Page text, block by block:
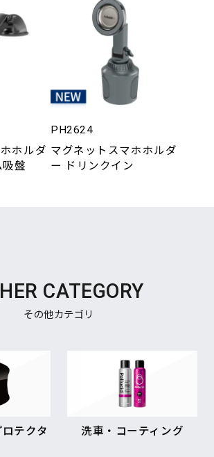
ホルダ
吸盤
PH2624
マグネットスマホホルダ
ー ドリンクイン
CATEGORY
その他カテゴリ
ロテクタ
洗車・コーティング